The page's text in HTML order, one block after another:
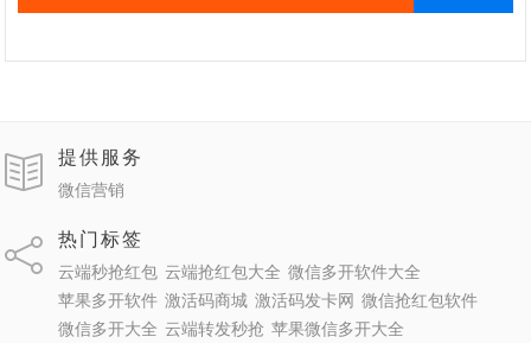
提供服务
微信营销
热门标签
云端秒抢红包 云端抢红包大全 微信多开软件大全
苹果多开软件 激活码商城 激活码发卡网 微信抢红包软件
微信多开大全 云端转发秒抢 苹果微信多开大全